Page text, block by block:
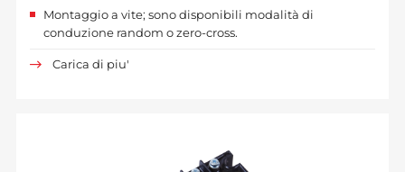
Montaggio a vite; sono disponibili modalità di
conduzione random o zero-cross.
Carica di piu'